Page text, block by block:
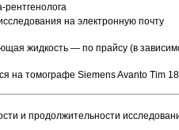
рентгенолога
на электронную почту
жидкость — по прайсу (в
на томографе Siemens Avanto Tim
и продолжительности